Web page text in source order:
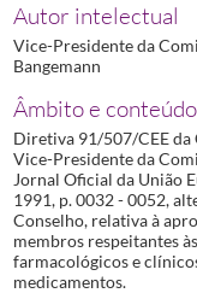
Autor intelectual
Vice-Presidente da
Bangemann
Âmbito e conteúdo
Diretiva 91/507/CEE da
Vice-Presidente da
Jornal Oficial da União
1991, p. 0032 - 0052,
Conselho, relativa à
membros respeitantes
farmacológicos e
medicamentos.